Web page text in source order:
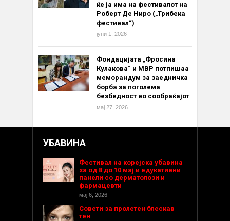
ќе ја има на фестивалот на
Роберт Де Ниро („Трибека
фестивал“)
јуни 1, 2026
Фондацијата „Фросина
Кулакова“ и МВР потпишаа
меморандум за заедничка
борба за поголема
безбедност во сообраќајот
мај 27, 2026
УБАВИНА
Фестивал на корејска убавина
за од 8 до 10 мај и едукативни
панели со дерматолози и
фармацевти
мај 6, 2026
Совети за пролетен блескав
тен